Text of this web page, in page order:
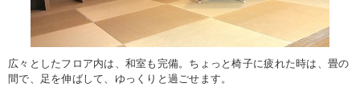
広々としたフロア内は、和室も完備。ちょっと椅子に疲れた時は、畳の
間で、足を伸ばして、ゆっくりと過ごせます。